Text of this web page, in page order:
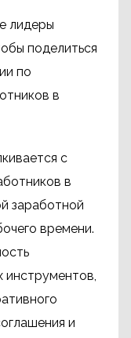
лидеры
поделиться
по
в
с
в
заработной
времени.
инструментов,
и